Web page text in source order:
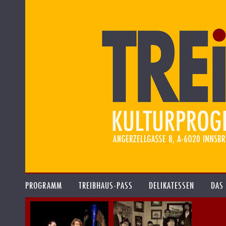
PROGRAMM TREIBHAUS-PASS DELIKATESSEN